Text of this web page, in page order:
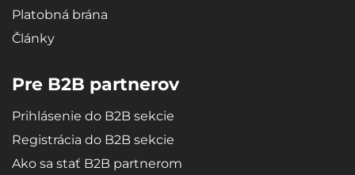
Platobná brána
Články
Pre B2B partnerov
Prihlásenie do B2B sekcie
Registrácia do B2B sekcie
Ako sa stať B2B partnerom